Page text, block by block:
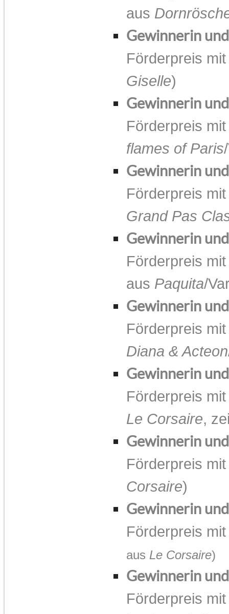
aus
Gewinnerin
Förderpreis
Giselle)
Gewinnerin
Förderpreis
flames of Paris
Gewinnerin
Förderpreis
Grand Pas
Gewinnerin
Förderpreis
aus Paquita/
Gewinnerin
Förderpreis
Diana & Acteon
Gewinnerin
Förderpreis
Le Corsaire,
Gewinnerin
Förderpreis
Corsaire)
Gewinnerin
Förderpreis
aus Le Corsaire)
Gewinnerin
Förderpreis